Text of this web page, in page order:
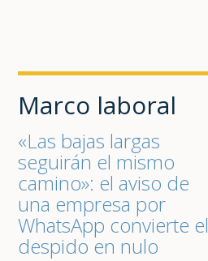
Marco laboral
«Las bajas largas
seguirán el mismo
camino»: el aviso de
una empresa por
WhatsApp convierte el
despido en nulo